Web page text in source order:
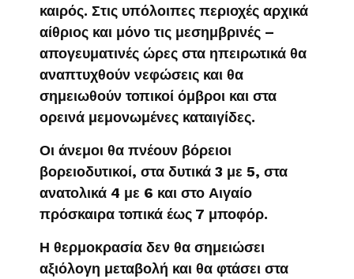
καιρός. Στις υπόλοιπες περιοχές αρχικά
αίθριος και μόνο τις μεσημβρινές –
απογευματινές ώρες στα ηπειρωτικά θα
αναπτυχθούν νεφώσεις και θα
σημειωθούν τοπικοί όμβροι και στα
ορεινά μεμονωμένες καταιγίδες.
Οι άνεμοι θα πνέουν βόρειοι
βορειοδυτικοί, στα δυτικά 3 με 5, στα
ανατολικά 4 με 6 και στο Αιγαίο
πρόσκαιρα τοπικά έως 7 μποφόρ.
Η θερμοκρασία δεν θα σημειώσει
αξιόλογη μεταβολή και θα φτάσει στα